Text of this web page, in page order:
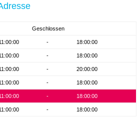
Geschlossen
- 18:00:00
- 18:00:00
- 20:00:00
- 18:00:00
- 18:00:00
- 18:00:00